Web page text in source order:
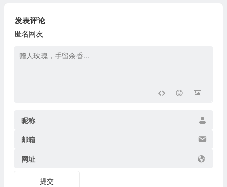
发表评论
匿名网友
昵称
邮箱
网址
提交